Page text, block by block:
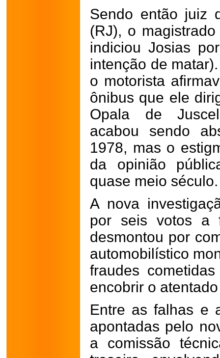
Sendo então juiz
(RJ), o
indiciou Josias
intenção de
o motorista
ônibus que ele
Opala de
acabou sendo
1978, mas o
da opinião
quase meio século.
A nova
por seis votos a
desmontou por
automobilístico
fraudes
encobrir o
Entre as falhas e
apontadas pelo
a comissão